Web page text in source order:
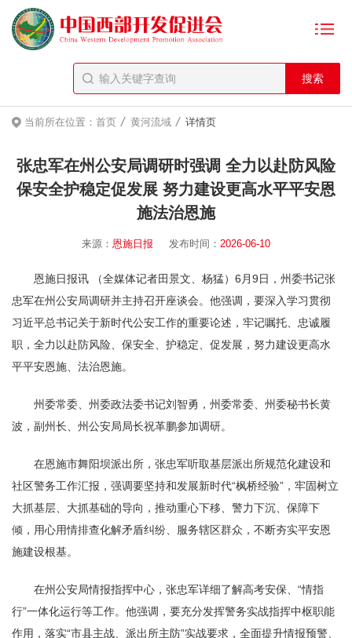
当前所在位置： 首页 / 黄河流域 / 详情页
张忠军在州公安局调研时强调 全力以赴防风险
保安全护稳定促发展 努力建设更高水平平安恩
施法治恩施
来源： 恩施日报 发布时间： 2026-06-10
恩施日报讯 （全媒体记者田景文、杨猛）6月9日，州委书记张
忠军在州公安局调研并主持召开座谈会。他强调，要深入学习贯彻
习近平总书记关于新时代公安工作的重要论述，牢记嘱托、忠诚履
职，全力以赴防风险、保安全、护稳定、促发展，努力建设更高水
平平安恩施、法治恩施。
州委常委、州委政法委书记刘智勇，州委常委、州委秘书长黄
波，副州长、州公安局局长祝革鹏参加调研。
在恩施市舞阳坝派出所，张忠军听取基层派出所规范化建设和
社区警务工作汇报，强调要坚持和发展新时代“枫桥经验”，牢固树立
大抓基层、大抓基础的导向，推动重心下移、警力下沉、保障下
倾，用心用情排查化解矛盾纠纷、服务辖区群众，不断夯实平安恩
施建设根基。
在州公安局情报指挥中心，张忠军详细了解高考安保、“情指
行”一体化运行等工作。他强调，要充分发挥警务实战指挥中枢职能
作用，落实“市县主战、派出所主防”实战要求，全面提升情报预警、